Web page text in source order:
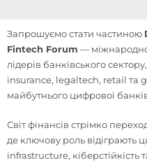
k
n
Запрошуємо стати частиною
Fintech Forum —
лідерів банківського
insurance, legaltech, retail та
майбутнього цифрової
Світ фінансів стрімко
де ключову роль відіграють
infrastructure,